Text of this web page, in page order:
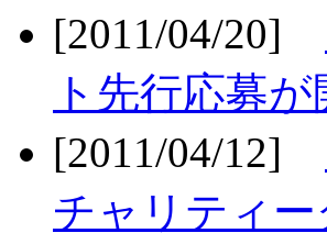
[2011/04/20]
ト先行応募
[2011/04/12]
チャリティ